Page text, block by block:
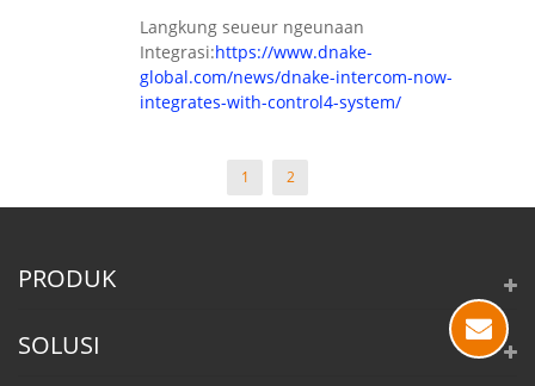
Langkung seueur ngeunaan
Integrasi:https://www.dnake-
global.com/news/dnake-intercom-now-
integrates-with-control4-system/
1 2
PRODUK
SOLUSI